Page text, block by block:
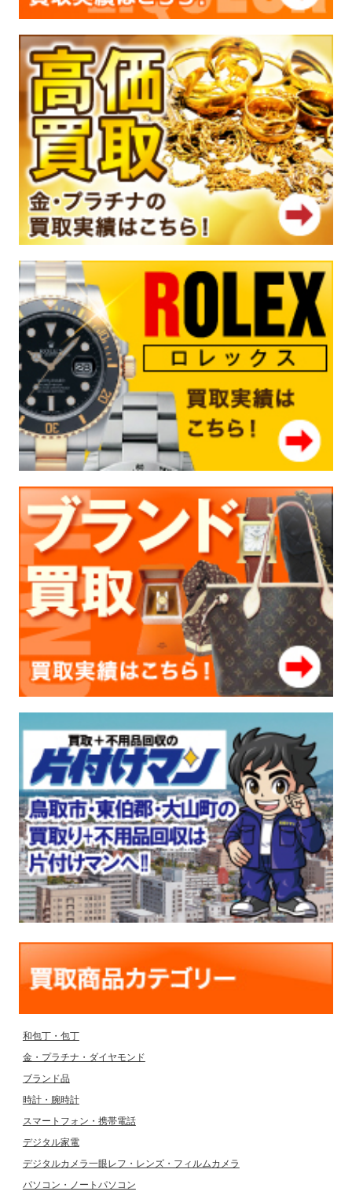
和包丁・包丁
金・プラチナ・ダイヤモンド
ブランド品
時計・腕時計
スマートフォン・携帯電話
デジタル家電
デジタルカメラ一眼レフ・レンズ・フィルムカメラ
パソコン・ノートパソコン